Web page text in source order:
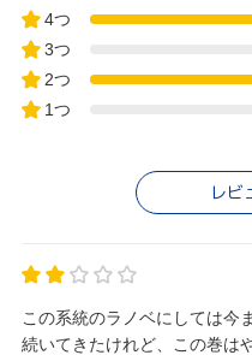
4つ
3つ
2つ
1つ
レビ
この系統のラノベにしては今
続いてきたけれど、この巻は